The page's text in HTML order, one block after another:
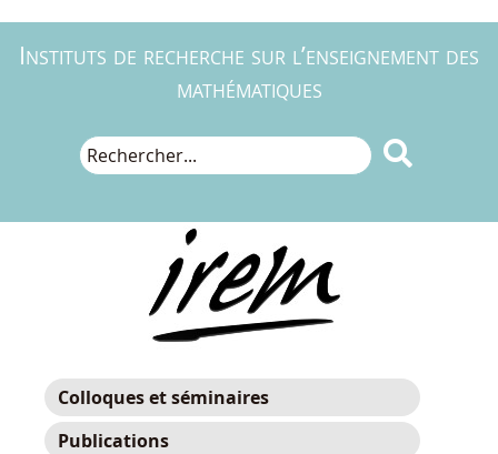
Instituts de recherche sur l’enseignement des
mathématiques

Colloques et séminaires
Publications